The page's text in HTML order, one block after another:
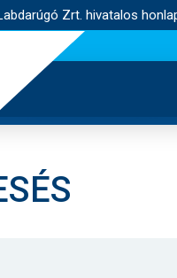
Zrt. hivatalos